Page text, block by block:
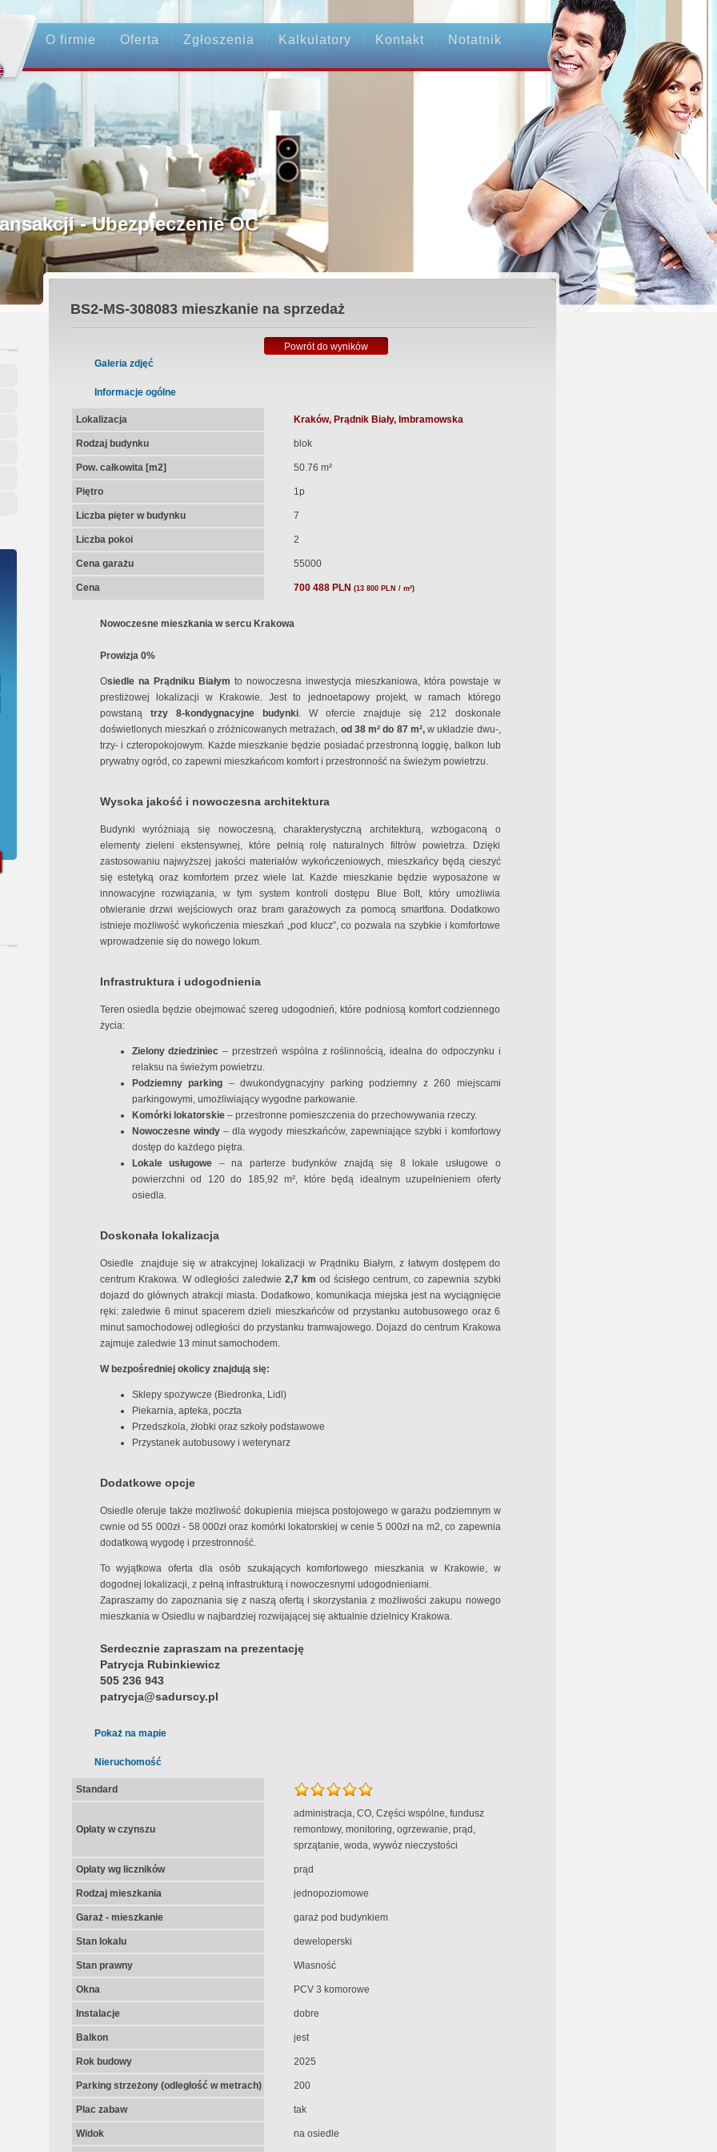
O firmie Oferta Zgłoszenia Kalkulatory Kontakt Notatnik
- Ubezpieczenie OC
Umowa Notarialna
BS2-MS-308083mieszkanie na sprzedaż
Powrót do wyników
Galeria zdjęć
Informacje ogólne
Lokalizacja Kraków, Prądnik Biały, Imbramowska
Rodzaj budynku blok
Pow. całkowita [m2] 50.76 m²
Piętro 1p
Liczba pięter w budynku 7
Liczba pokoi 2
Cena garażu 55000
Cena 700 488 PLN (13 800 PLN / m²)
Nowoczesne mieszkania w sercu Krakowa
Prowizja 0%
Osiedle na Prądniku Białym to nowoczesna inwestycja mieszkaniowa, która powstaje w
prestiżowej lokalizacji w Krakowie. Jest to jednoetapowy projekt, w ramach którego
powstaną trzy 8-kondygnacyjne budynki. W ofercie znajduje się 212 doskonale
doświetlonych mieszkań o zróżnicowanych metrażach, od 38 m² do 87 m²,w układzie dwu-,
trzy- i czteropokojowym. Każde mieszkanie będzie posiadać przestronną loggię, balkon lub
prywatny ogród, co zapewni mieszkańcom komfort i przestronność na świeżym powietrzu.
Wysoka jakość i nowoczesna architektura
Budynki wyróżniają się nowoczesną, charakterystyczną architekturą, wzbogaconą o
elementy zieleni ekstensywnej, które pełnią rolę naturalnych filtrów powietrza. Dzięki
zastosowaniu najwyższej jakości materiałów wykończeniowych, mieszkańcy będą cieszyć
się estetyką oraz komfortem przez wiele lat. Każde mieszkanie będzie wyposażone w
innowacyjne rozwiązania, w tym system kontroli dostępu Blue Bolt, który umożliwia
otwieranie drzwi wejściowych oraz bram garażowych za pomocą smartfona. Dodatkowo
istnieje możliwość wykończenia mieszkań „pod klucz”, co pozwala na szybkie i komfortowe
wprowadzenie się do nowego lokum.
Infrastruktura i udogodnienia
Teren osiedla będzie obejmować szereg udogodnień, które podniosą komfort codziennego
życia:
Zielony dziedziniec – przestrzeń wspólna z roślinnością, idealna do odpoczynku i
relaksu na świeżym powietrzu.
Podziemny parking – dwukondygnacyjny parking podziemny z 260 miejscami
parkingowymi, umożliwiający wygodne parkowanie.
Komórki lokatorskie– przestronne pomieszczenia do przechowywania rzeczy.
Nowoczesne windy– dla wygody mieszkańców, zapewniające szybki i komfortowy
dostęp do każdego piętra.
Lokale usługowe – na parterze budynków znajdą się 8 lokale usługowe o
powierzchni od 120 do 185,92 m², które będą idealnym uzupełnieniem oferty
osiedla.
Doskonała lokalizacja
Osiedle znajduje się w atrakcyjnej lokalizacji w Prądniku Białym, z łatwym dostępem do
centrum Krakowa. W odległości zaledwie 2,7 km od ścisłego centrum, co zapewnia szybki
dojazd do głównych atrakcji miasta. Dodatkowo, komunikacja miejska jest na wyciągnięcie
ręki: zaledwie 6 minut spacerem dzieli mieszkańców od przystanku autobusowego oraz 6
minut samochodowej odległości do przystanku tramwajowego. Dojazd do centrum Krakowa
zajmuje zaledwie 13 minut samochodem.
W bezpośredniej okolicy znajdują się:
Sklepy spożywcze (Biedronka, Lidl)
Piekarnia, apteka, poczta
Przedszkola, żłobki oraz szkoły podstawowe
Przystanek autobusowy i weterynarz
Dodatkowe opcje
Osiedle oferuje także możliwość dokupienia miejsca postojowego w garażu podziemnym w
cwnie od 55 000zł - 58 000zł oraz komórki lokatorskiej w cenie 5 000zł na m2, co zapewnia
dodatkową wygodę i przestronność.
To wyjątkowa oferta dla osób szukających komfortowego mieszkania w Krakowie, w
dogodnej lokalizacji, z pełną infrastrukturą i nowoczesnymi udogodnieniami.
Zapraszamy do zapoznania się z naszą ofertą i skorzystania z możliwości zakupu nowego
mieszkania w Osiedlu w najbardziej rozwijającej się aktualnie dzielnicy Krakowa.
Serdecznie zapraszam na prezentację
Patrycja Rubinkiewicz
505 236 943
patrycja@sadurscy.pl
Pokaż na mapie
Nieruchomość
Standard
Opłaty w czynszu
administracja, CO, Części wspólne, fundusz
remontowy, monitoring, ogrzewanie, prąd,
sprzątanie, woda, wywóz nieczystości
Opłaty wg liczników prąd
Rodzaj mieszkania jednopoziomowe
Garaż - mieszkanie garaż pod budynkiem
Stan lokalu deweloperski
Stan prawny Własność
Okna PCV 3 komorowe
Instalacje dobre
Balkon jest
Rok budowy 2025
Parking strzeżony (odległość w metrach) 200
Plac zabaw tak
Widok na osiedle